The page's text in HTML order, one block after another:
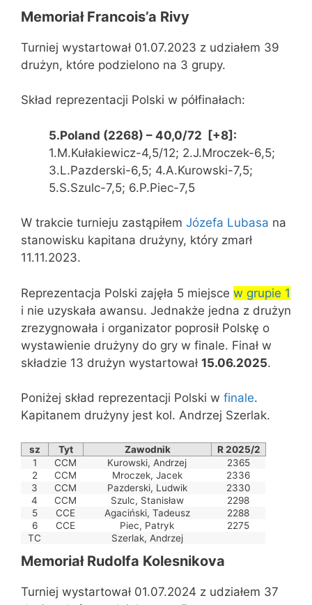
Memoriał Francois’a Rivy
Turniej wystartował 01.07.2023 z udziałem 39
drużyn, które podzielono na 3 grupy.
Skład reprezentacji Polski w półfinałach:
5.Poland (2268) – 40,0/72 [+8]:
1.M.Kułakiewicz-4,5/12; 2.J.Mroczek-6,5;
3.L.Pazderski-6,5; 4.A.Kurowski-7,5;
5.S.Szulc-7,5; 6.P.Piec-7,5
W trakcie turnieju zastąpiłem Józefa Lubasa na
stanowisku kapitana drużyny, który zmarł
11.11.2023.
Reprezentacja Polski zajęła 5 miejsce w grupie 1
i nie uzyskała awansu. Jednakże jedna z drużyn
zrezygnowała i organizator poprosił Polskę o
wystawienie drużyny do gry w finale. Finał w
składzie 13 drużyn wystartował 15.06.2025.
Poniżej skład reprezentacji Polski w finale.
Kapitanem drużyny jest kol. Andrzej Szerlak.
sz Tyt Zawodnik
R 2025/2
1
CCM Kurowski, Andrzej
2365
2
CCM Mroczek, Jacek
2336
3
CCM Pazderski, Ludwik
2330
4
CCM Szulc, Stanisław
2298
5
CCE Agaciński, Tadeusz
2288
6
CCE Piec, Patryk
2275
TC
Szerlak, Andrzej
Memoriał Rudolfa Kolesnikova
Turniej wystartował 01.07.2024 z udziałem 37